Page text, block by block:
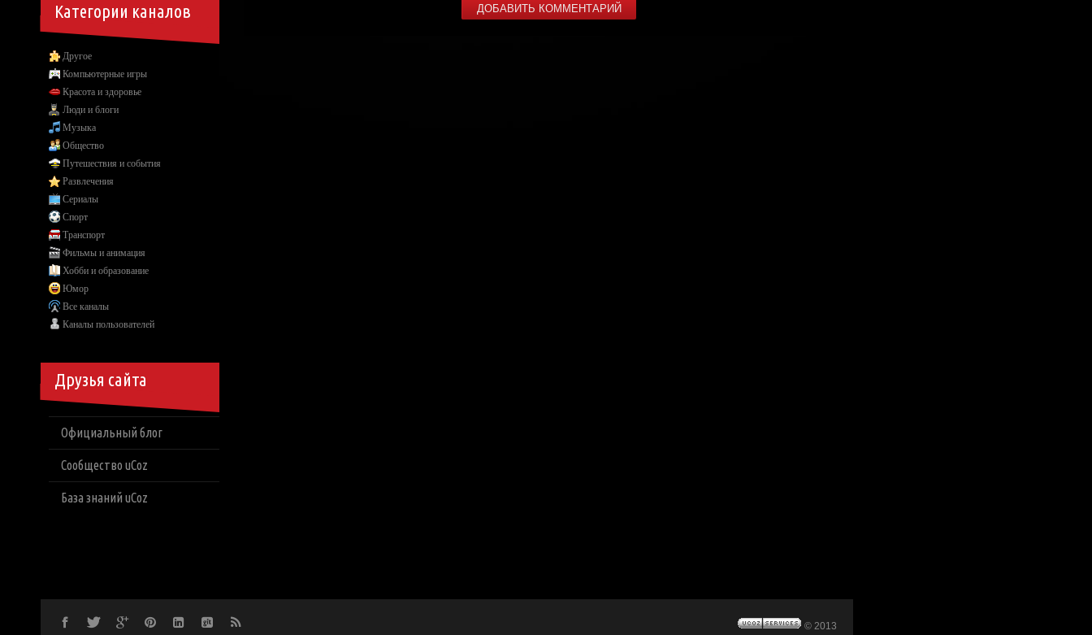
Категории каналов
Другое
Компьютерные игры
Красота и здоровье
Люди и блоги
Музыка
Общество
Путешествия и события
Развлечения
Сериалы
Спорт
Транспорт
Фильмы и анимация
Хобби и образование
Юмор
Все каналы
Каналы пользователей
Друзья сайта
Официальный блог
Сообщество uCoz
База знаний uCoz
© 2013